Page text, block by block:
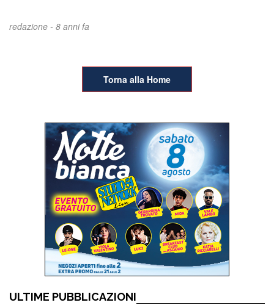
redazione - 8 anni fa
Torna alla Home
ULTIME PUBBLICAZIONI